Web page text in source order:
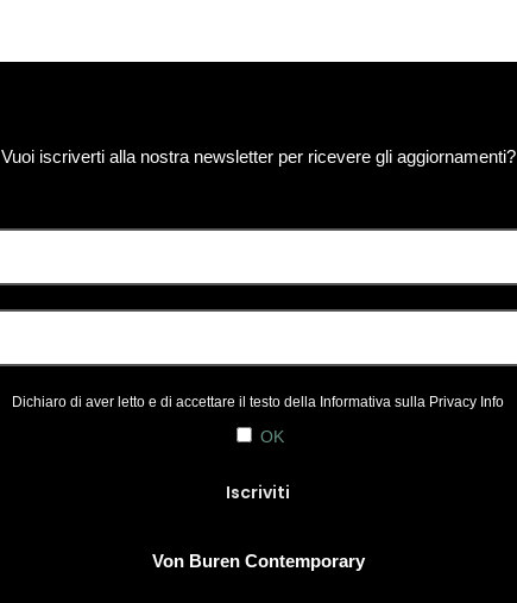
Vuoi iscriverti alla nostra newsletter per ricevere gli aggiornamenti?
Dichiaro di aver letto e di accettare il testo della Informativa sulla Privacy Info
OK
Von Buren Contemporary